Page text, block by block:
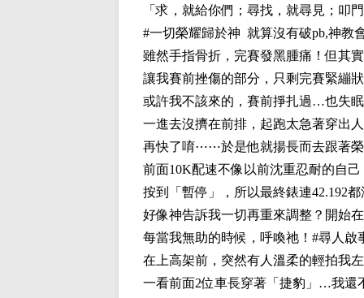
「求，就給你們；尋找，就尋見；叩
#一切榮耀歸於神 就算沒有破pb,神教
雖然手指骨折，完賽發黑腫痛！但其
讓我賽前挫傷的部分，只剩完賽緊繃
或許我不該來的，賽前掙扎過…也失
一進去沒擠在前排，起跑太急著穿出
再快了唷⋯⋯於是他就揚長而去跟著
前面10K配速不像以前沈重忍耐的自
按到「暫停」，所以最終錶連42.192
好像神告訴我一切再重來調整？開始
每當我無助的時候，呼喚祂！#尋人啟
在上高架前，突然有人溫柔的輕拍我
一看前面2位車長穿著「捷豹」…我還